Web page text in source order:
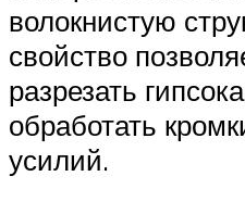
волокнистую
свойство
разрезать
обработать
усилий.